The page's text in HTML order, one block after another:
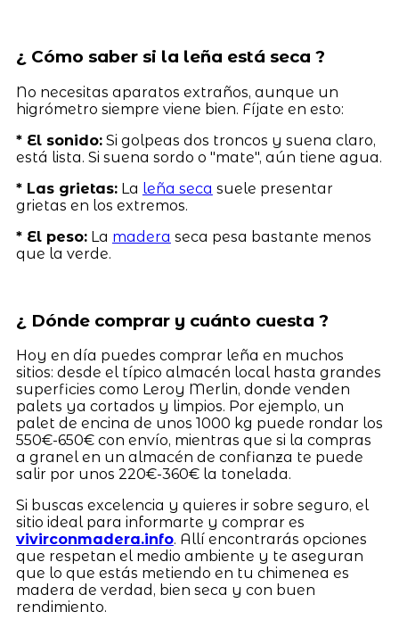
¿ Cómo saber si la leña está seca ?
No necesitas aparatos extraños, aunque un
higrómetro siempre viene bien. Fíjate en esto:
* El sonido:Si golpeas dos troncos y suena claro,
está lista. Si suena sordo o "mate", aún tiene agua.
* Las grietas:La leña seca suele presentar
grietas en los extremos.
* El peso:La madera seca pesa bastante menos
que la verde.
¿ Dónde comprar y cuánto cuesta ?
Hoy en día puedes comprar leña en muchos
sitios: desde el típico almacén local hasta grandes
superficies como Leroy Merlin, donde venden
palets ya cortados y limpios. Por ejemplo, un
palet de encina de unos 1000 kg puede rondar los
550€-650€ con envío, mientras que si la compras
a granel en un almacén de confianza te puede
salir por unos 220€-360€ la tonelada.
Si buscas excelencia y quieres ir sobre seguro, el
sitio ideal para informarte y comprar es
vivirconmadera.info. Allí encontrarás opciones
que respetan el medio ambiente y te aseguran
que lo que estás metiendo en tu chimenea es
madera de verdad, bien seca y con buen
rendimiento.